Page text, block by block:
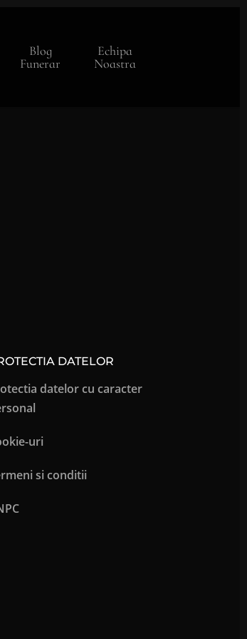
Blog
Funerar
Echipa
Noastra
DATELOR
datelor cu caracter
uri
si conditii